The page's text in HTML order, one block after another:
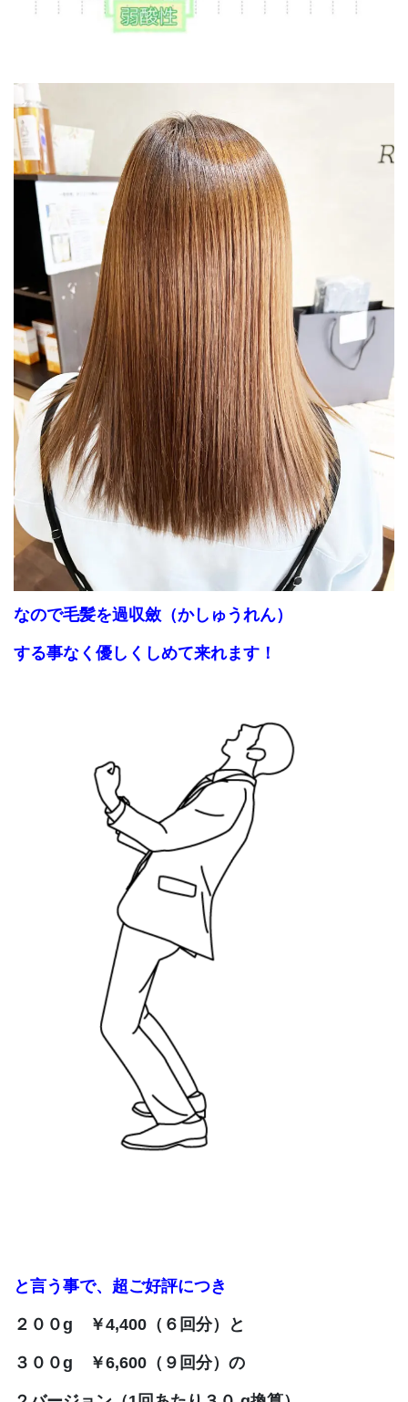
なので毛髪を過収斂（かしゅうれん）
する事なく優しくしめて来れます！
と言う事で、超ご好評につき
２００g ￥4,400（６回分）と
３００g ￥6,600（９回分）の